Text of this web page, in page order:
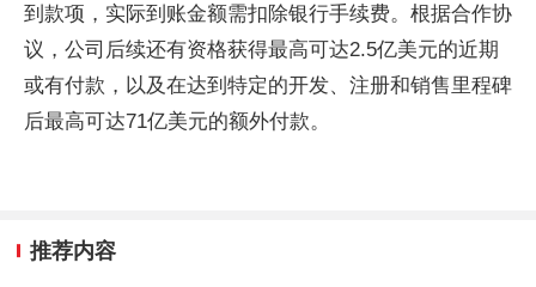
到款项，实际到账金额需扣除银行手续费。根据合作协
议，公司后续还有资格获得最高可达2.5亿美元的近期
或有付款，以及在达到特定的开发、注册和销售里程碑
后最高可达71亿美元的额外付款。
推荐内容